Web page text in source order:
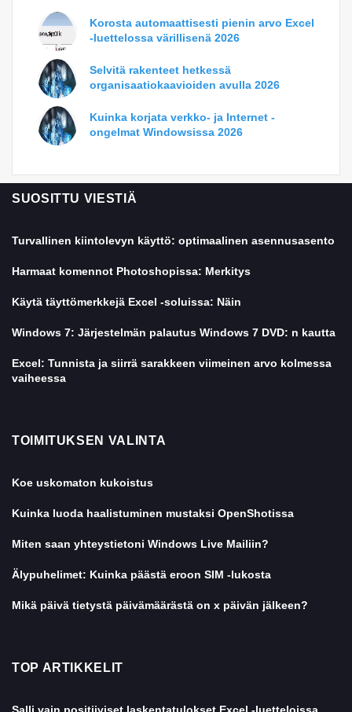
Korosta automaattisesti pienin arvo Excel
-luettelossa värillisenä 2026
Selvitä rakenteet hetkessä
organisaatiokaavioiden avulla 2026
Kuinka korjata verkko- ja Internet -
ongelmat Windowsissa 2026
SUOSITTU VIESTIÄ
Turvallinen kiintolevyn käyttö: optimaalinen asennusasento
Harmaat komennot Photoshopissa: Merkitys
Käytä täyttömerkkejä Excel -soluissa: Näin
Windows 7: Järjestelmän palautus Windows 7 DVD: n kautta
Excel: Tunnista ja siirrä sarakkeen viimeinen arvo kolmessa
vaiheessa
TOIMITUKSEN VALINTA
Koe uskomaton kukoistus
Kuinka luoda haalistuminen mustaksi OpenShotissa
Miten saan yhteystietoni Windows Live Mailiin?
Älypuhelimet: Kuinka päästä eroon SIM -lukosta
Mikä päivä tietystä päivämäärästä on x päivän jälkeen?
TOP ARTIKKELIT